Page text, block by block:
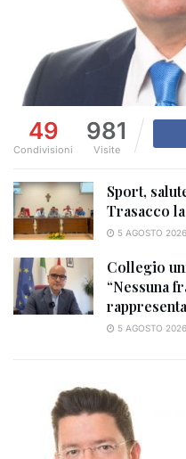
49
Condivisioni
981
Visite
Sport,
Trasacco
5 AGOSTO 2026
Collegio
“Nessuna
5 AGOSTO 2026